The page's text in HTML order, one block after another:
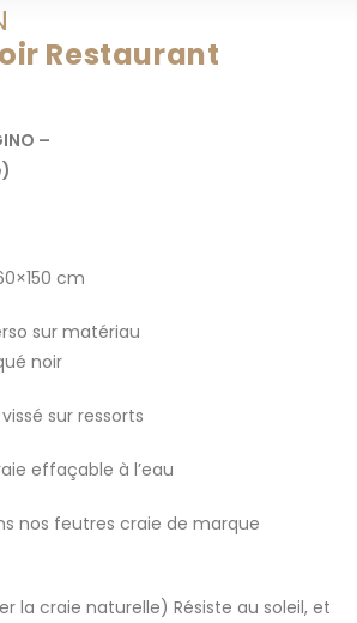
Restaurant
–
cm
sur matériau
noir
sur ressorts
effaçable à l’eau
nos feutres craie de marque
la craie naturelle) Résiste au soleil, et